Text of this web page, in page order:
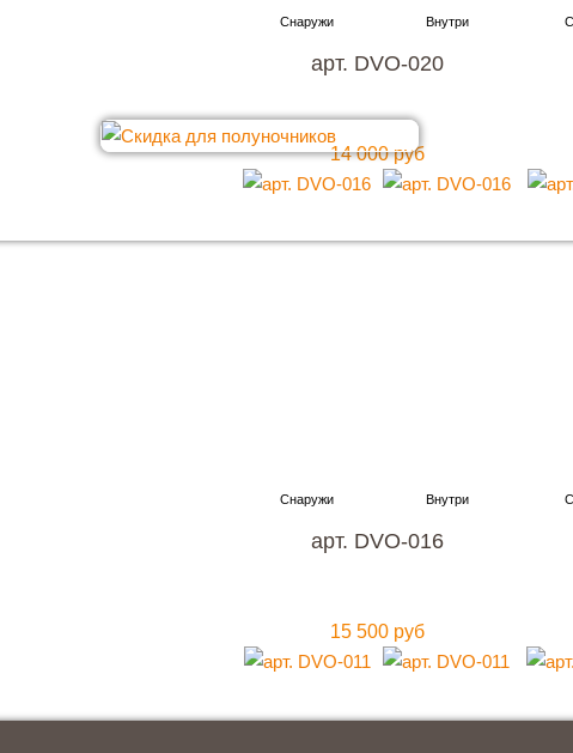
арт. DVO-020
14 000 руб
арт. DVO-016
15 500 руб